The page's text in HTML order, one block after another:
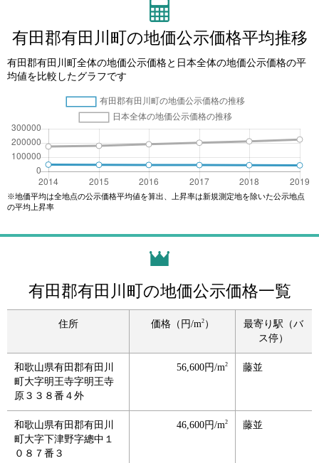
有田郡有田川町の地価公示価格平均推移
有田郡有田川町全体の地価公示価格と日本全体の地価公示価格の平
均値を比較したグラフです
※地価平均は全地点の公示価格平均値を算出、上昇率は新規測定地を除いた公示地点
の平均上昇率
有田郡有田川町の地価公示価格一覧
住所 価格（円/m2）
最寄り駅（バ
ス停）
和歌山県有田郡有田川
町大字明王寺字明王寺
原３３８番４外
56,600円/m2 藤並
和歌山県有田郡有田川
町大字下津野字總中１
０８７番３
46,600円/m2 藤並